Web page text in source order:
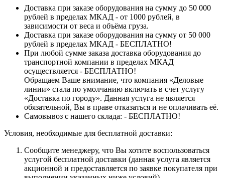
Доставка при заказе оборудования на сумму до 50 000
рублей в пределах МКАД - от 1000 рублей, в
зависимости от веса и объёма груза.
Доставка при заказе оборудования на сумму от 50 000
рублей в пределах МКАД - БЕСПЛАТНО!
При любой сумме заказа доставка оборудования до
транспортной компании в пределах МКАД
осуществляется - БЕСПЛАТНО!
Обращаем Ваше внимание, что компания «Деловые
линии» стала по умолчанию включать в счет услугу
«Доставка по городу». Данная услуга не является
обязательной, Вы в праве отказаться и не оплачивать её.
Самовывоз с нашего склада: - БЕСПЛАТНО!
Условия, необходимые для бесплатной доставки:
Сообщите менеджеру, что Вы хотите воспользоваться
услугой бесплатной доставки (данная услуга является
акционной и предоставляется по заявке покупателя при